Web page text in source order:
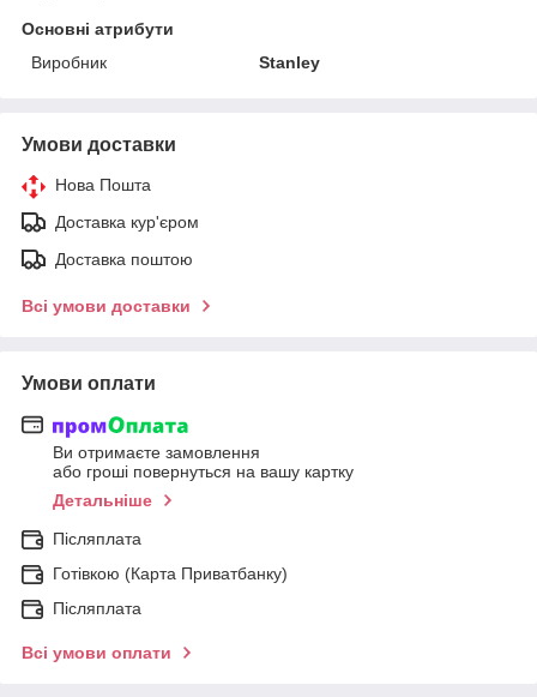
Основні атрибути
Виробник
Stanley
Умови доставки
Нова Пошта
Доставка кур'єром
Доставка поштою
Всі умови доставки
Умови оплати
Ви отримаєте замовлення
або гроші повернуться на вашу картку
Детальніше
Післяплата
Готівкою (Карта Приватбанку)
Післяплата
Всі умови оплати